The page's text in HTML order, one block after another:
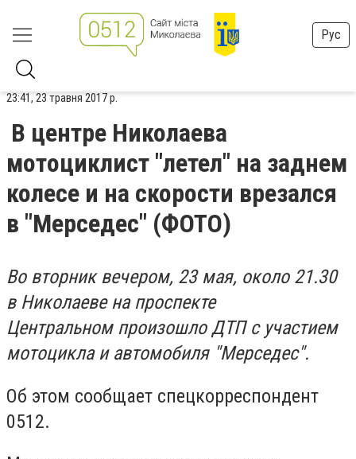
Рус
23:41, 23 травня 2017 р.
В центре Николаева
мотоциклист "летел" на заднем
колесе и на скорости врезался
в "Мерседес" (ФОТО)
Во вторник вечером, 23 мая, около 21.30
в Николаеве на проспекте
Центральном произошло ДТП с участием
мотоцикла и автомобиля "Мерседес".
Об этом сообщает спецкорреспондент
0512.